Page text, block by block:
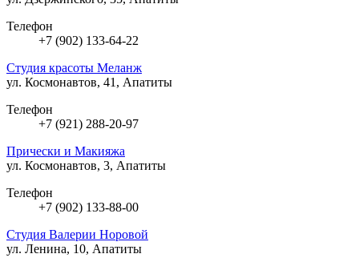
Телефон
+7 (902) 133-64-22
Студия красоты Меланж
ул. Космонавтов, 41, Апатиты
Телефон
+7 (921) 288-20-97
Прически и Макияжа
ул. Космонавтов, 3, Апатиты
Телефон
+7 (902) 133-88-00
Студия Валерии Норовой
ул. Ленина, 10, Апатиты